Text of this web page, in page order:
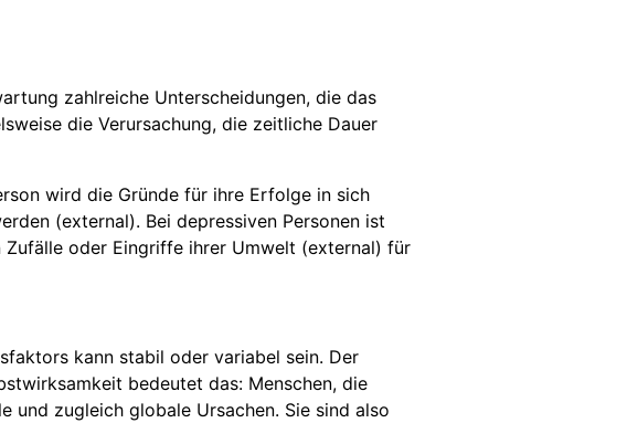
zahlreiche Unterscheidungen, die das
die Verursachung, die zeitliche Dauer
wird die Gründe für ihre Erfolge in sich
(external). Bei depressiven Personen ist
oder Eingriffe ihrer Umwelt (external) für
kann stabil oder variabel sein. Der
bedeutet das: Menschen, die
und zugleich globale Ursachen. Sie sind also